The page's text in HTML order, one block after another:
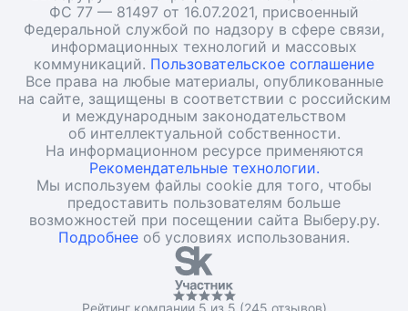
ФС 77 — 81497 от 16.07.2021, присвоенный
Федеральной службой по надзору в сфере связи,
информационных технологий и массовых
коммуникаций. Пользовательское соглашение
Все права на любые материалы, опубликованные
на сайте, защищены в соответствии с российским
и международным законодательством
об интеллектуальной собственности.
На информационном ресурсе применяются
Рекомендательные технологии.
Мы используем файлы cookie для того, чтобы
предоставить пользователям больше
возможностей при посещении сайта Выберу.ру.
Подробнее об условиях использования.
Рейтинг компании 5 из 5 (245 отзывов)